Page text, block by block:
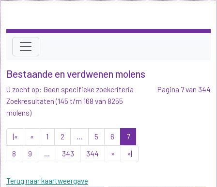
Bestaande en verdwenen molens
U zocht op: Geen specifieke zoekcriteria
Zoekresultaten (145 t/m 168 van 8255
molens)
|« « 1 2 ... 5 6
7
8
9 ... 343 344 » »|
Terug naar kaartweergave
Pagina 7 van 344